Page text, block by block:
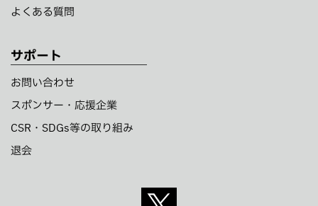
よくある質問
サポート
お問い合わせ
スポンサー・応援企業
CSR・SDGs等の取り組み
退会